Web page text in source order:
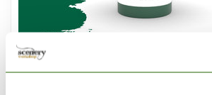
AK INTERACTIVE
Emerald Acrylic Modelling Colors -